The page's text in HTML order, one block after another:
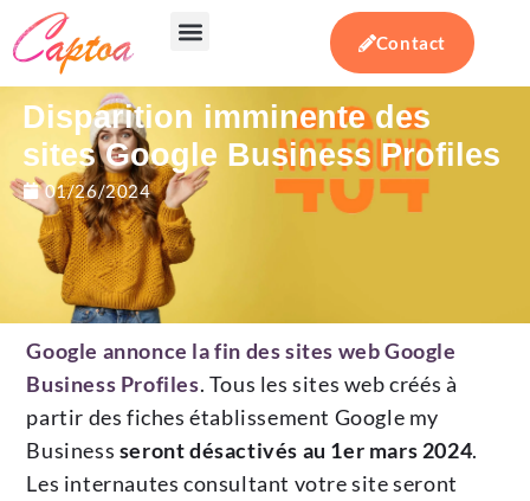
Contact
Disparition imminente des
sites Google Business Profiles
01/26/2024
Google annonce la fin des sites web Google
Business Profiles. Tous les sites web créés à
partir des fiches établissement Google my
Business seront désactivés au 1er mars 2024.
Les internautes consultant votre site seront